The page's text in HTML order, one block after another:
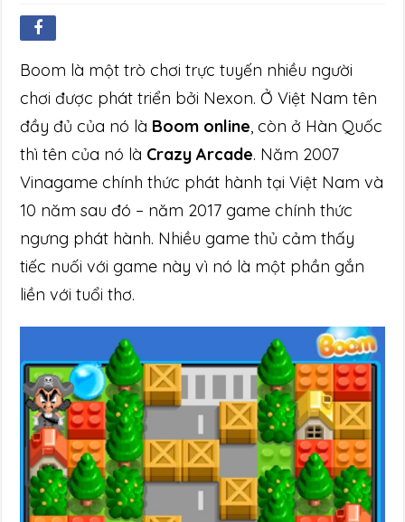
Boom là một trò chơi trực tuyến nhiều người
chơi được phát triển bởi Nexon. Ở Việt Nam tên
đầy đủ của nó là Boom online, còn ở Hàn Quốc
thì tên của nó là Crazy Arcade. Năm 2007
Vinagame chính thức phát hành tại Việt Nam và
10 năm sau đó – năm 2017 game chính thức
ngưng phát hành. Nhiều game thủ cảm thấy
tiếc nuối với game này vì nó là một phần gắn
liền với tuổi thơ.